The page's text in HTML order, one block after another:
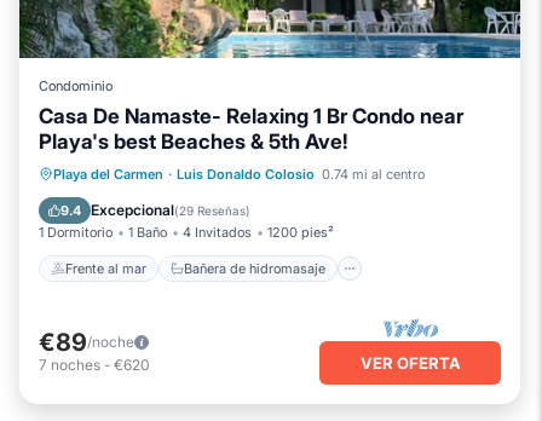
Condominio
Casa De Namaste- Relaxing 1 Br Condo near
Playa's best Beaches & 5th Ave!
Playa del Carmen · Luis Donaldo Colosio 0.74 mi al centro
9.4 Excepcional(29 Reseñas)
1 Dormitorio 1 Baño 4 Invitados 1200 pies²
Frente al mar Bañera de hidromasaje
Frente al mar
Bañera de hidromasaje
Aparcamiento
€89/noche
7 noches - €620 VER OFERTA